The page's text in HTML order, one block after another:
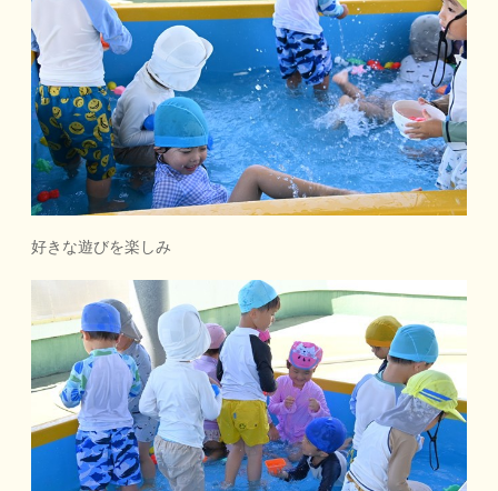
好きな遊びを楽しみ